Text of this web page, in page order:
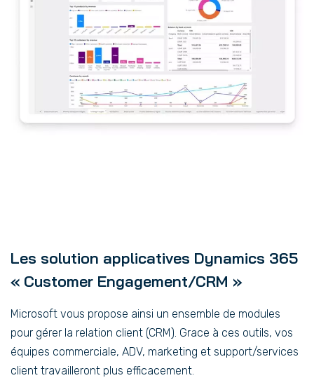
Les solution applicatives Dynamics 365
« Customer Engagement/CRM »
Microsoft vous propose ainsi un ensemble de modules
pour gérer la relation client (CRM). Grace à ces outils, vos
équipes commerciale, ADV, marketing et support/services
client travailleront plus efficacement.